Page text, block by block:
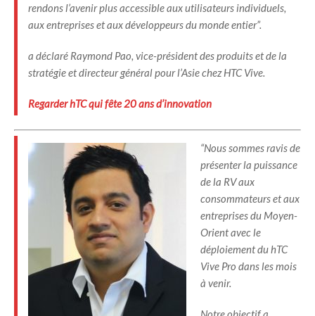
rendons l’avenir plus accessible aux utilisateurs individuels,
aux entreprises et aux développeurs du monde entier”.
a déclaré Raymond Pao, vice-président des produits et de la
stratégie et directeur général pour l’Asie chez HTC Vive.
Regarder hTC qui fête 20 ans d’innovation
“Nous sommes ravis de
présenter la puissance
de la RV aux
consommateurs et aux
entreprises du Moyen-
Orient avec le
déploiement du hTC
Vive Pro dans les mois
à venir.